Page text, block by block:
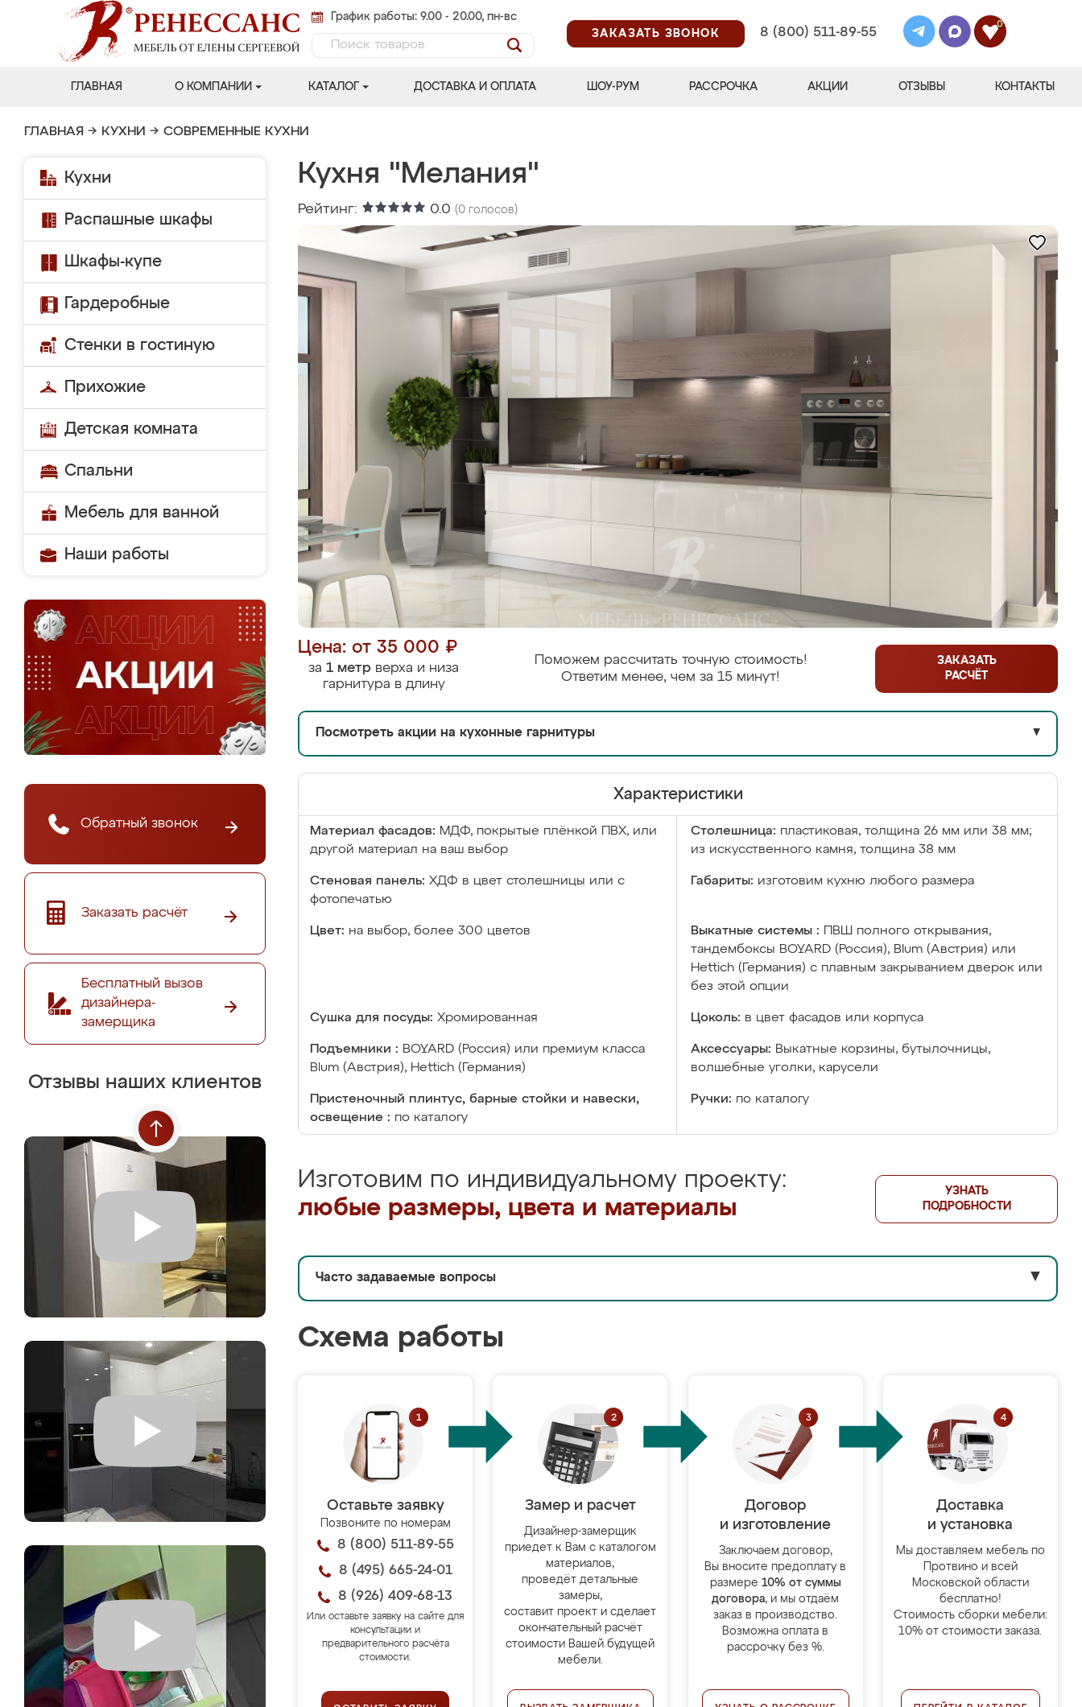
График работы: 9.00 - 20.00, пн-вс
ЗАКАЗАТЬ ЗВОНОК
8 (800) 511-89-55
0
ГЛАВНАЯ О КОМПАНИИ КАТАЛОГ ДОСТАВКА И ОПЛАТА ШОУ-РУМ РАССРОЧКА АКЦИИ ОТЗЫВЫ КОНТАКТЫ
ГЛАВНАЯ → КУХНИ → СОВРЕМЕННЫЕ КУХНИ
Кухни
Распашные шкафы
Шкафы-купе
Гардеробные
Стенки в гостиную
Прихожие
Детская комната
Спальни
Мебель для ванной
Наши работы
Обратный звонок
Заказать расчёт
Бесплатный вызов
дизайнера-
замерщика
Отзывы наших клиентов
Кухня "Мелания"
Рейтинг: 0.0 (0 голосов)
Цена: от 35 000 ₽
за 1 метр верха и низа
гарнитура в длину
Поможем рассчитать точную стоимость!
Ответим менее, чем за 15 минут!
ЗАКАЗАТЬ
РАСЧЁТ
Посмотреть акции на кухонные гарнитуры ▼
Характеристики
Материал фасадов: МДФ, покрытые плёнкой ПВХ, или
другой материал на ваш выбор
Столешница: пластиковая, толщина 26 мм или 38 мм;
из искусственного камня, толщина 38 мм
Стеновая панель: ХДФ в цвет столешницы или с
фотопечатью
Габариты: изготовим кухню любого размера
Цвет: на выбор, более 300 цветов Выкатные системы :
ПВШ полного открывания,
тандембоксы BOYARD (Россия), Blum (Австрия) или
Hettich (Германия) с плавным закрыванием дверок или
без этой опции
Сушка для посуды: Хромированная Цоколь: в цвет фасадов или корпуса
Подъемники : BOYARD (Россия) или премиум класса
Blum (Австрия), Hettich (Германия)
Аксессуары: Выкатные корзины, бутылочницы,
волшебные уголки, карусели
Пристеночный плинтус, барные стойки и навески,
освещение : по каталогу
Ручки: по каталогу
Изготовим по индивидуальному проекту:
любые размеры, цвета и материалы
УЗНАТЬ
ПОДРОБНОСТИ
Часто задаваемые вопросы ▼
Схема работы
Оставьте заявку
Позвоните по номерам
8 (800) 511-89-55
8 (495) 665-24-01
8 (926) 409-68-13
Или оставьте заявку на сайте для
консультации и
предварительного расчёта
стоимости.
Замер и расчет
Дизайнер-замерщик
приедет к Вам с каталогом
материалов,
проведёт детальные
замеры,
составит проект и сделает
окончательный расчёт
стоимости Вашей будущей
мебели.
Договор
и изготовление
Заключаем договор,
Вы вносите предоплату в
размере 10% от суммы
договора, и мы отдаём
заказ в производство.
Возможна оплата в
рассрочку без %.
Доставка
и установка
Мы доставляем мебель по
Протвино и всей
Московской области
бесплатно!
Стоимость сборки мебели:
10% от стоимости заказа.